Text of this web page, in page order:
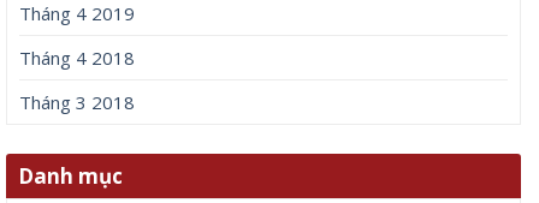
Tháng 4 2019
Tháng 4 2018
Tháng 3 2018
Danh mục